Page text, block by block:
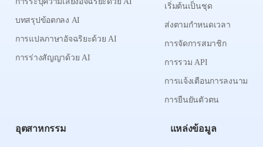
บทสรุปข้อตกลง AI
การแปลภาษาอัจฉริยะด้วย AI
การร่างสัญญาด้วย AI
เริ่มต้นเป็นชุด
ส่งตามกำหนดเวลา
การจัดการสมาชิก
การรวม API
การแจ้งเตือนการลงนาม
การยืนยันตัวตน
อุตสาหกรรม แหล่งข้อมูล